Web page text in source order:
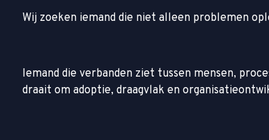
Wij zoeken iemand die niet alleen problemen
Iemand die verbanden ziet tussen mensen,
draait om adoptie, draagvlak en